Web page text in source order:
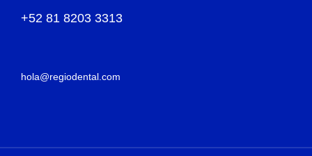
+52 81 8203 3313
hola@regiodental.com